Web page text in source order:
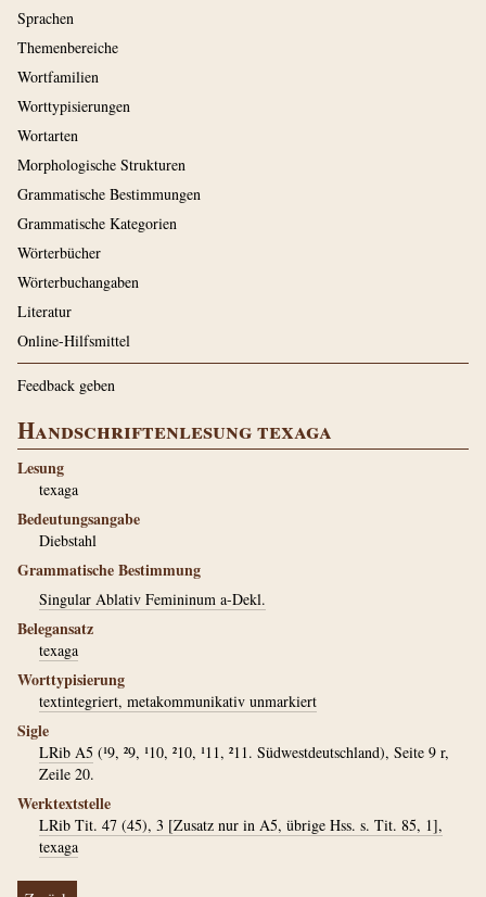
Sprachen
Themenbereiche
Wortfamilien
Worttypisierungen
Wortarten
Morphologische Strukturen
Grammatische Bestimmungen
Grammatische Kategorien
Wörterbücher
Wörterbuchangaben
Literatur
Online-Hilfsmittel
Feedback geben
Handschriftenlesung texaga
Lesung
texaga
Bedeutungsangabe
Diebstahl
Grammatische Bestimmung
Singular Ablativ Femininum a-Dekl.
Belegansatz
texaga
Worttypisierung
textintegriert, metakommunikativ unmarkiert
Sigle
LRib A5 (¹9, ²9, ¹10, ²10, ¹11, ²11. Südwestdeutschland), Seite 9 r,
Zeile 20.
Werktextstelle
LRib Tit. 47 (45), 3 [Zusatz nur in A5, übrige Hss. s. Tit. 85, 1],
texaga